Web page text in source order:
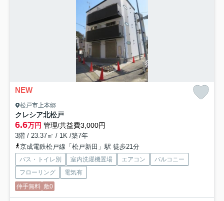
NEW
松戸市上本郷
クレシア北松戸
6.6万円 管理/共益費3,000円
3階 / 23.37㎡ / 1K /築7年
京成電鉄松戸線「松戸新田」駅 徒歩21分
バス・トイレ別 室内洗濯機置場 エアコン
バルコニー
フローリング
電気有
仲手無料 敷0